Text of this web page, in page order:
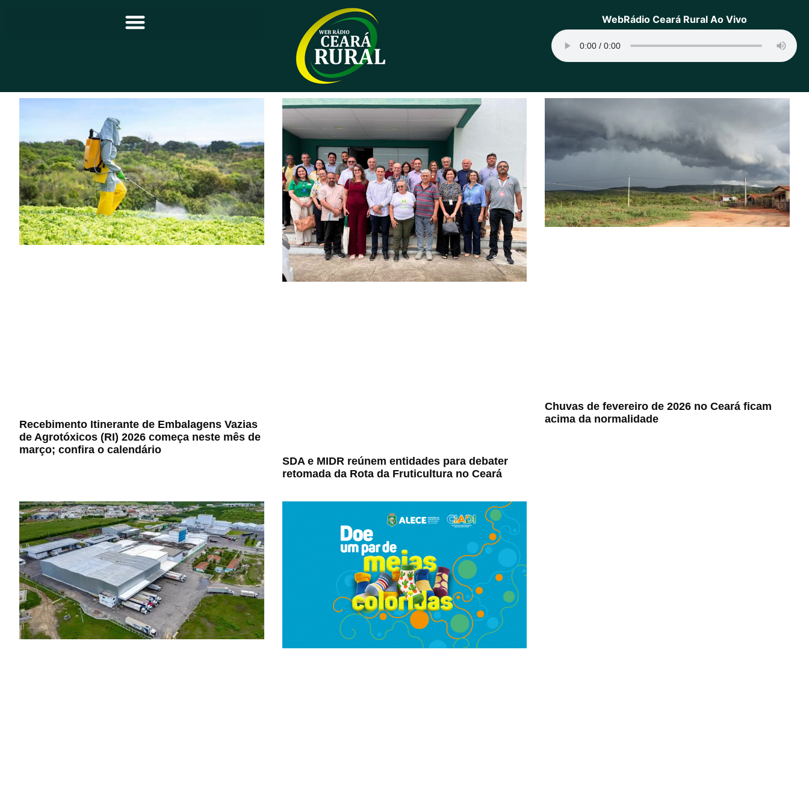
Notícias
Programação
Equipe
Contato
Sobre
WebRádio Ceará Rural Ao Vivo
Recebimento Itinerante de Embalagens Vazias
de Agrotóxicos (RI) 2026 começa neste mês de
março; confira o calendário
SDA e MIDR reúnem entidades para debater
retomada da Rota da Fruticultura no Ceará
Chuvas de fevereiro de 2026 no Ceará ficam
acima da normalidade